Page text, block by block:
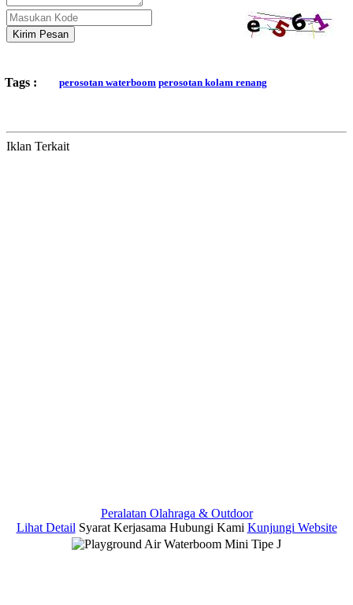
Kirim Pesan
Tags : perosotan waterboom perosotan kolam renang
Iklan Terkait
Peralatan Olahraga & Outdoor
Lihat Detail Syarat Kerjasama Hubungi Kami Kunjungi Website